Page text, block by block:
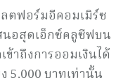
ตฟอร์มอีคอมเมิร์ซ
นอสุดเอ็กซ์คลูซีฟบน
าถึงการออมเงินได้